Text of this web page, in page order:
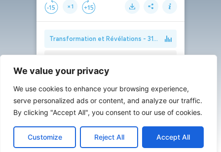
We value your privacy
We use cookies to enhance your browsing experience,
serve personalized ads or content, and analyze our traffic.
By clicking "Accept All", you consent to our use of cookies.
Customize Reject All Accept All